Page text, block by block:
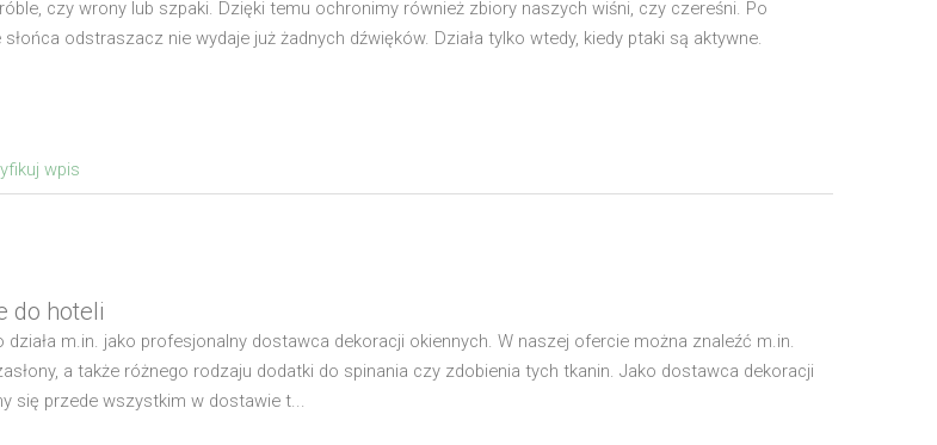
czy wrony lub szpaki. Dzięki temu ochronimy również zbiory naszych wiśni, czy czereśni. Po
odstraszacz nie wydaje już żadnych dźwięków. Działa tylko wtedy, kiedy ptaki są aktywne.
wpis
do hoteli
m.in. jako profesjonalny dostawca dekoracji okiennych. W naszej ofercie można znaleźć m.in.
a także różnego rodzaju dodatki do spinania czy zdobienia tych tkanin. Jako dostawca dekoracji
się przede wszystkim w dostawie t...